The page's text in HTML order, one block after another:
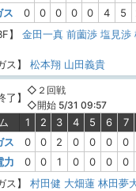
ス
0 0 0 0 0 4 5
】
金田一真 前薗渉 塩見渉
ス】
松本翔 山田義貴
了】
◇２回戦
◇開始 5/31 09:57
1 2 3 4 5 6 7
ス
0 0 2 0 0 0 0
力
0 0 1 0 0 0 0
ス】
村田健 大畑蓮 林田夢